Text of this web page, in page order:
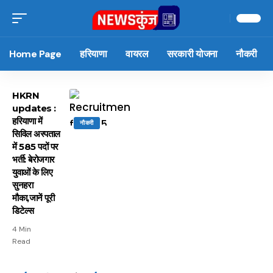
Home Page हरियाणा वायरल सरकारी योजना नौकरी
नौकरी
HKRN
updates :
हरियाणा में
सिविल अस्पताल
में 585 पदों पर
भर्ती: बेरोजगार
युवाओं के लिए
सुनहरा
मौका,जानें पूरी
डिटेल्स
4 Min
Read
15 नवंबर से लागू होंगे